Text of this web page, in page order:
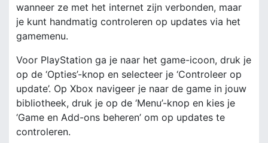
wanneer ze met het internet zijn verbonden, maar
je kunt handmatig controleren op updates via het
gamemenu.
Voor PlayStation ga je naar het game-icoon, druk je
op de ‘Opties’-knop en selecteer je ‘Controleer op
update’. Op Xbox navigeer je naar de game in jouw
bibliotheek, druk je op de ‘Menu’-knop en kies je
‘Game en Add-ons beheren’ om op updates te
controleren.